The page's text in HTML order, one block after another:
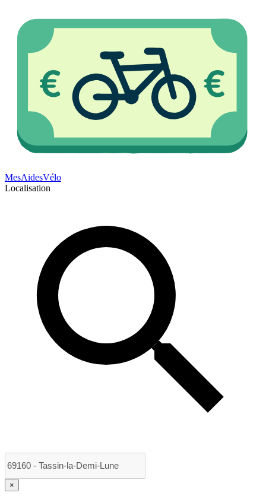
MesAidesVélo
Localisation
×